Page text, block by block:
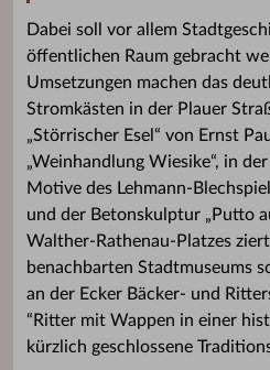
Dabei soll vor allem
öffentlichen Raum gebracht
Umsetzungen machen das
Stromkästen in der Plauer
„Störrischer Esel“ von Ernst
„Weinhandlung Wiesike“, in
Motive des Lehmann-
und der Betonskulptur „Putto
Walther-Rathenau-Platzes
benachbarten Stadtmuseums
an der Ecker Bäcker- und
“Ritter mit Wappen in einer
kürzlich geschlossene